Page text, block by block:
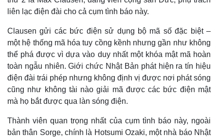
liên lạc điện đài cho cả cụm tình báo này.
Clausen gửi các bức điện sử dụng bộ mã số đặc biệt –
một hệ thống mã hóa tuy cồng kềnh nhưng gần như không
thể phá được vì dựa vào duy nhất một khóa mật mã hoàn
toàn ngẫu nhiên. Giới chức Nhật Bản phát hiện ra tín hiệu
điện đài trái phép nhưng không định vị được nơi phát sóng
cũng như không tài nào giải mã được các bức điện mật
mà họ bắt được qua làn sóng điện.
Thành viên quan trọng nhất của cụm tình báo này, ngoài
bản thân Sorge, chính là Hotsumi Ozaki, một nhà báo Nhật